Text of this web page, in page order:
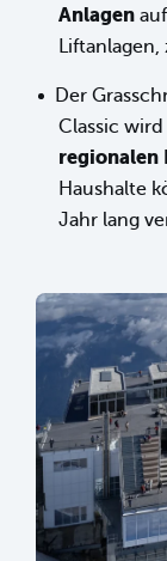
Anlagen
Der
Classic
regionalen
Haushalte
Jahr lang